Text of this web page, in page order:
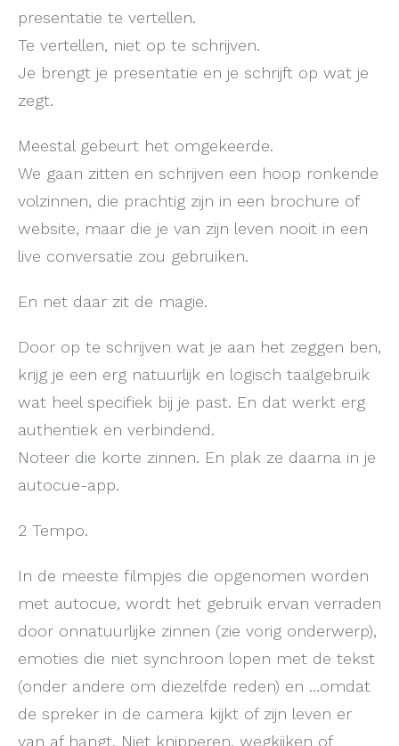
presentatie te vertellen.
Te vertellen, niet op te schrijven.
Je brengt je presentatie en je schrijft op wat je
zegt.
Meestal gebeurt het omgekeerde.
We gaan zitten en schrijven een hoop ronkende
volzinnen, die prachtig zijn in een brochure of
website, maar die je van zijn leven nooit in een
live conversatie zou gebruiken.
En net daar zit de magie.
Door op te schrijven wat je aan het zeggen ben,
krijg je een erg natuurlijk en logisch taalgebruik
wat heel specifiek bij je past. En dat werkt erg
authentiek en verbindend.
Noteer die korte zinnen. En plak ze daarna in je
autocue-app.
2 Tempo.
In de meeste filmpjes die opgenomen worden
met autocue, wordt het gebruik ervan verraden
door onnatuurlijke zinnen (zie vorig onderwerp),
emoties die niet synchroon lopen met de tekst
(onder andere om diezelfde reden) en …omdat
de spreker in de camera kijkt of zijn leven er
van af hangt. Niet knipperen, wegkijken of